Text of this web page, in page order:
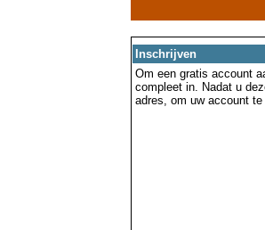
Inschrijven
Om een gratis account
compleet in. Nadat u
adres, om uw account